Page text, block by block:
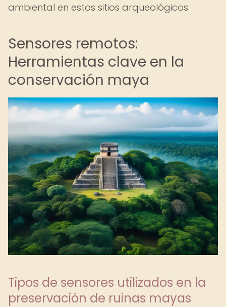
ambiental en estos sitios arqueológicos.
Sensores remotos:
Herramientas clave en la
conservación maya
Tipos de sensores utilizados en la
preservación de ruinas mayas